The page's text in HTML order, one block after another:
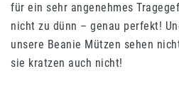
für ein sehr angenehmes
nicht zu dünn – genau perfekt!
unsere Beanie Mützen sehen
sie kratzen auch nicht!